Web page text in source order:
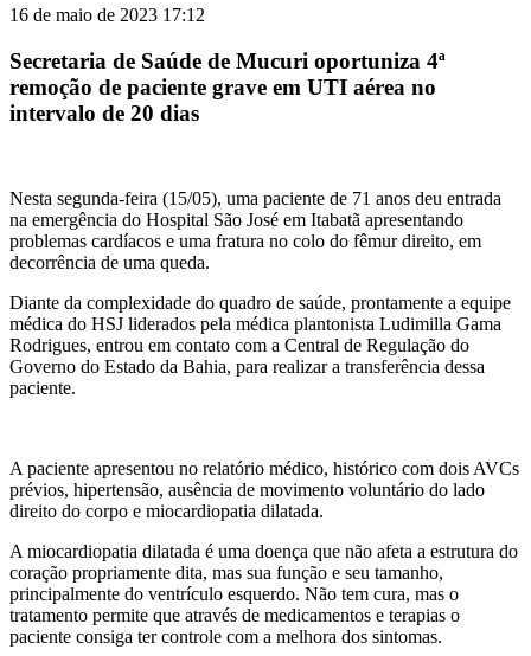
16 de maio de 2023 17:12
Secretaria de Saúde de Mucuri oportuniza 4ª
remoção de paciente grave em UTI aérea no
intervalo de 20 dias
Nesta segunda-feira (15/05), uma paciente de 71 anos deu entrada
na emergência do Hospital São José em Itabatã apresentando
problemas cardíacos e uma fratura no colo do fêmur direito, em
decorrência de uma queda.
Diante da complexidade do quadro de saúde, prontamente a equipe
médica do HSJ liderados pela médica plantonista Ludimilla Gama
Rodrigues, entrou em contato com a Central de Regulação do
Governo do Estado da Bahia, para realizar a transferência dessa
paciente.
A paciente apresentou no relatório médico, histórico com dois AVCs
prévios, hipertensão, ausência de movimento voluntário do lado
direito do corpo e miocardiopatia dilatada.
A miocardiopatia dilatada é uma doença que não afeta a estrutura do
coração propriamente dita, mas sua função e seu tamanho,
principalmente do ventrículo esquerdo. Não tem cura, mas o
tratamento permite que através de medicamentos e terapias o
paciente consiga ter controle com a melhora dos sintomas.